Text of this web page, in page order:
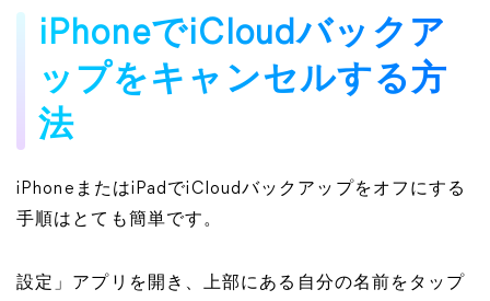
iPhoneでiCloudバックア
ップをキャンセルする方
法
iPhoneまたはiPadでiCloudバックアップをオフにする
手順はとても簡単です。
設定」アプリを開き、上部にある自分の名前をタップ